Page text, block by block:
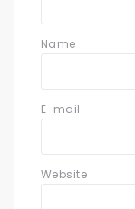
Name
E-mail
Website